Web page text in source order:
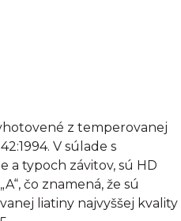
z temperovanej
V súlade s
a typoch závitov, sú HD
čo znamená, že sú
liatiny najvyššej kvality